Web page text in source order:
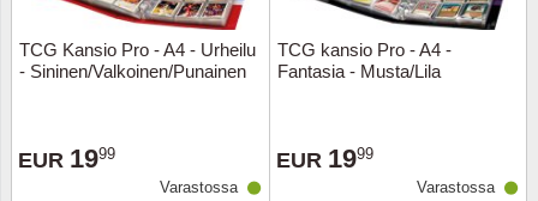
TCG Kansio Pro - A4 - Urheilu
- Sininen/Valkoinen/Punainen
EUR 1999
Varastossa
TCG kansio Pro - A4 -
Fantasia - Musta/Lila
EUR 1999
Varastossa